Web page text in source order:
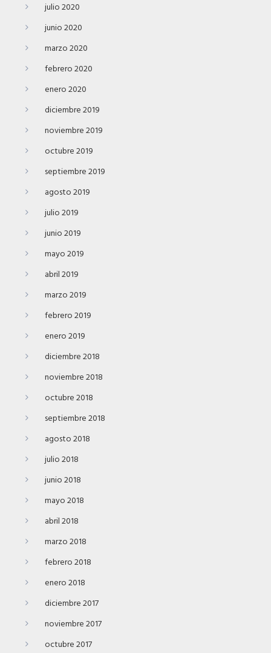
julio 2020
junio 2020
marzo 2020
febrero 2020
enero 2020
diciembre 2019
noviembre 2019
octubre 2019
septiembre 2019
agosto 2019
julio 2019
junio 2019
mayo 2019
abril 2019
marzo 2019
febrero 2019
enero 2019
diciembre 2018
noviembre 2018
octubre 2018
septiembre 2018
agosto 2018
julio 2018
junio 2018
mayo 2018
abril 2018
marzo 2018
febrero 2018
enero 2018
diciembre 2017
noviembre 2017
octubre 2017